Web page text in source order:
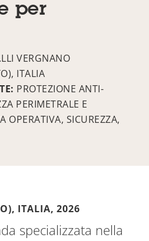
per
VERGNANO
ITALIA
PROTEZIONE ANTI-
PERIMETRALE E
OPERATIVA, SICUREZZA,
ITALIA,2026
specializzata nella